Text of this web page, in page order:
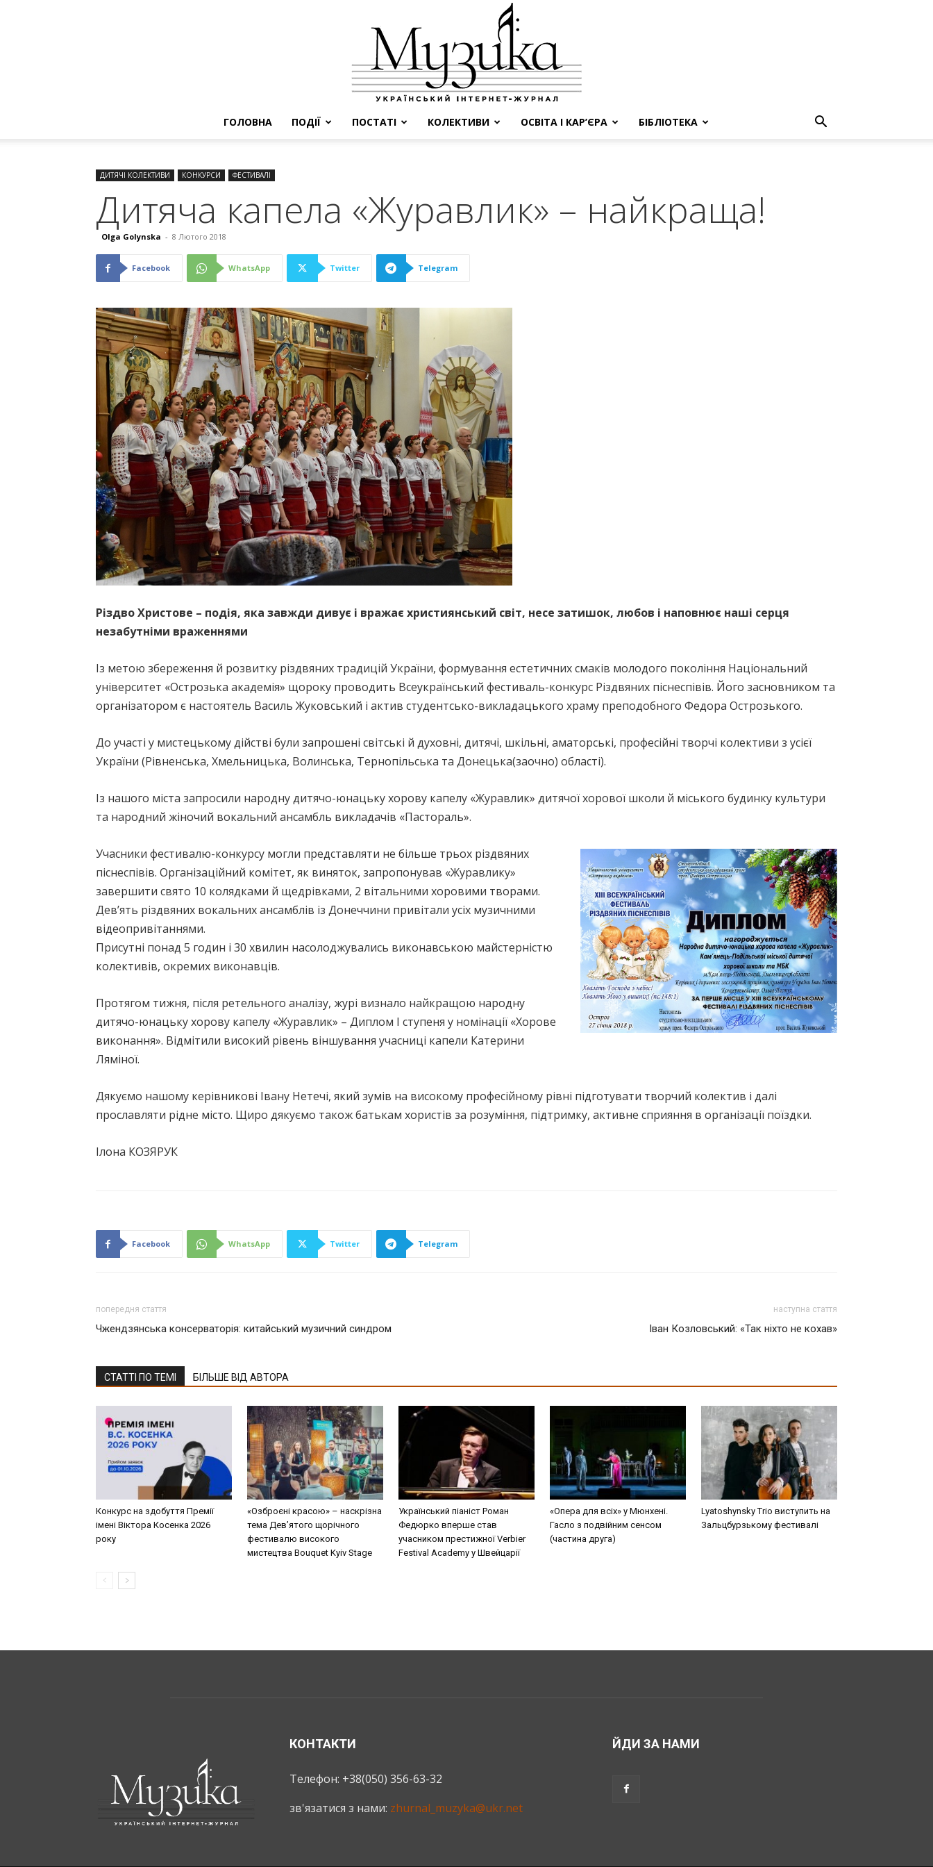
ГОЛОВНА ПОДІЇ ПОСТАТІ КОЛЕКТИВИ ОСВІТА І КАР’ЄРА БІБЛІОТЕКА
ДИТЯЧІ КОЛЕКТИВИ КОНКУРСИ ФЕСТИВАЛІ
Дитяча капела «Журавлик» – найкраща!
Olga Golynska - 8 Лютого 2018
Facebook WhatsApp Twitter Telegram
Різдво Христове – подія, яка завжди дивує і вражає християнський світ, несе затишок, любов і наповнює наші серця
незабутніми враженнями
Із метою збереження й розвитку різдвяних традицій України, формування естетичних смаків молодого покоління Національний
університет «Острозька академія» щороку проводить Всеукраїнський фестиваль-конкурс Різдвяних піснеспівів. Його засновником та
організатором є настоятель Василь Жуковський і актив студентсько-викладацького храму преподобного Федора Острозького.
До участі у мистецькому дійстві були запрошені світські й духовні, дитячі, шкільні, аматорські, професійні творчі колективи з усієї
України (Рівненська, Хмельницька, Волинська, Тернопільська та Донецька(заочно) області).
Із нашого міста запросили народну дитячо-юнацьку хорову капелу «Журавлик» дитячої хорової школи й міського будинку культури
та народний жіночий вокальний ансамбль викладачів «Пастораль».
Учасники фестивалю-конкурсу могли представляти не більше трьох різдвяних
піснеспівів. Організаційний комітет, як виняток, запропонував «Журавлику»
завершити свято 10 колядками й щедрівками, 2 вітальними хоровими творами.
Дев’ять різдвяних вокальних ансамблів із Донеччини привітали усіх музичними
відеопривітаннями.
Присутні понад 5 годин і 30 хвилин насолоджувались виконавською майстерністю
колективів, окремих виконавців.
Протягом тижня, після ретельного аналізу, журі визнало найкращою народну
дитячо-юнацьку хорову капелу «Журавлик» – Диплом І ступеня у номінації «Хорове
виконання». Відмітили високий рівень віншування учасниці капели Катерини
Ляміної.
Дякуємо нашому керівникові Івану Нетечі, який зумів на високому професійному рівні підготувати творчий колектив і далі
прославляти рідне місто. Щиро дякуємо також батькам хористів за розуміння, підтримку, активне сприяння в організації поїздки.
Ілона КОЗЯРУК
Facebook WhatsApp Twitter Telegram
попередня стаття
Чжендзянська консерваторія: китайський музичний синдром
наступна стаття
Іван Козловський: «Так ніхто не кохав»
СТАТТІ ПО ТЕМІ БІЛЬШЕ ВІД АВТОРА
Конкурс на здобуття Премії
імені Віктора Косенка 2026
року
«Озброєні красою» – наскрізна
тема Дев’ятого щорічного
фестивалю високого
мистецтва Bouquet Kyiv Stage
Український піаніст Роман
Федюрко вперше став
учасником престижної Verbier
Festival Academy у Швейцарії
«Опера для всіх» у Мюнхені.
Гасло з подвійним сенсом
(частина друга)
Lyatoshynsky Trio виступить на
Зальцбурзькому фестивалі
КОНТАКТИ
Телефон: +38(050) 356-63-32
зв'язатися з нами: zhurnal_muzyka@ukr.net
ЙДИ ЗА НАМИ